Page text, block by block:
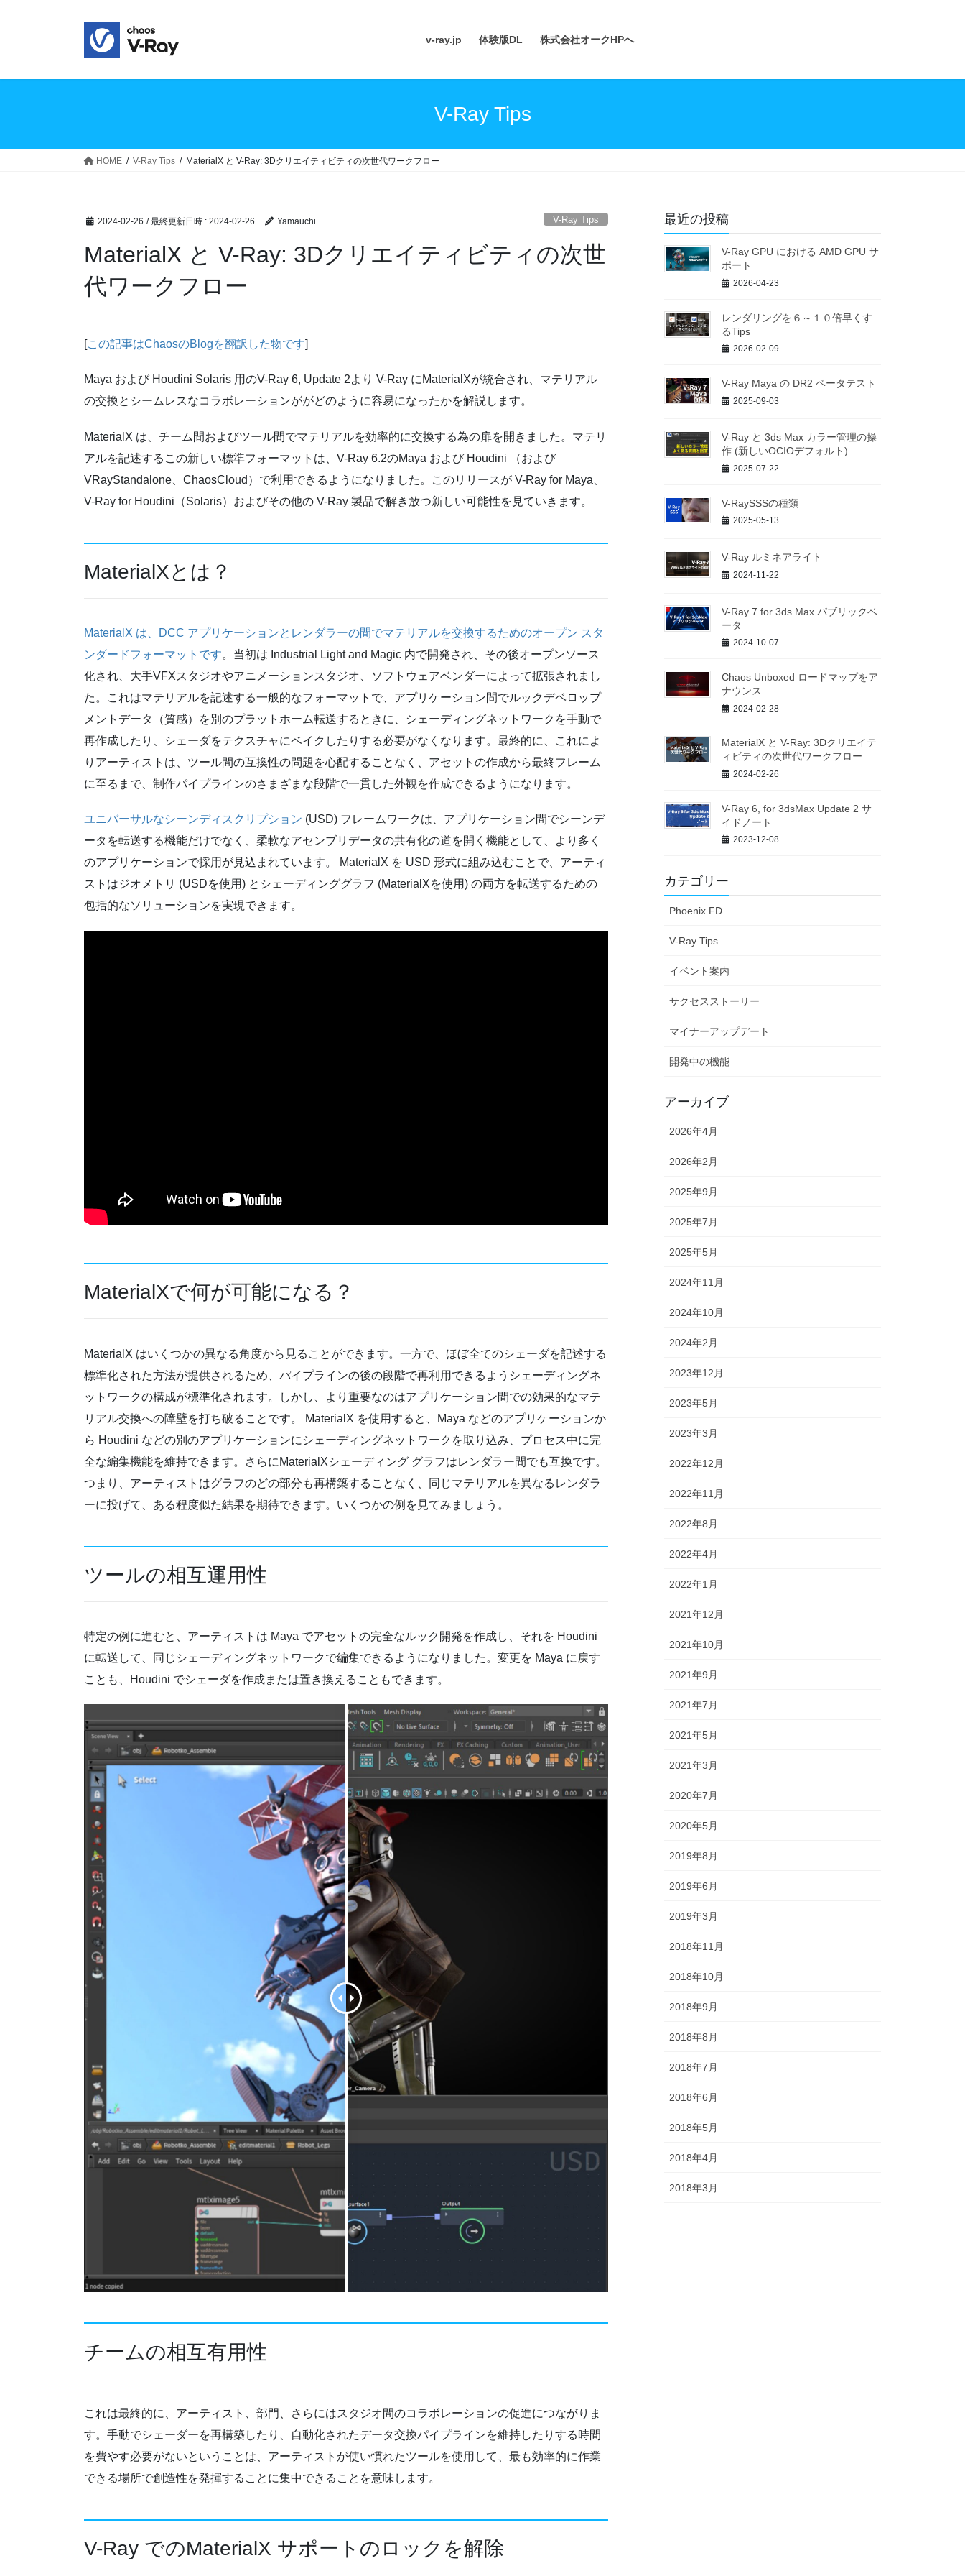
v-ray.jp 体験版DL 株式会社オークHPへ
V-Ray Tips
HOME V-Ray Tips MaterialX と V-Ray: 3Dクリエイティビティの次世代ワークフロー
2024-02-26 / 最終更新日時 : 2024-02-26 Yamauchi V-Ray Tips
MaterialX と V-Ray: 3Dクリエイティビティの次世
代ワークフロー
[この記事はChaosのBlogを翻訳した物です]
Maya および Houdini Solaris 用のV-Ray 6, Update 2より V-Ray にMaterialXが統合され、マテリアル
の交換とシームレスなコラボレーションががどのように容易になったかを解説します。
MaterialX は、チーム間およびツール間でマテリアルを効率的に交換する為の扉を開きました。マテリ
アルを記述するこの新しい標準フォーマットは、V-Ray 6.2のMaya および Houdini （および
VRayStandalone、ChaosCloud）で利用できるようになりました。このリリースが V-Ray for Maya、
V-Ray for Houdini（Solaris）およびその他の V-Ray 製品で解き放つ新しい可能性を見ていきます。
MaterialXとは？
MaterialX は、DCC アプリケーションとレンダラーの間でマテリアルを交換するためのオープン スタ
ンダードフォーマットです。当初は Industrial Light and Magic 内で開発され、その後オープンソース
化され、大手VFXスタジオやアニメーションスタジオ、ソフトウェアベンダーによって拡張されまし
た。これはマテリアルを記述する一般的なフォーマットで、アプリケーション間でルックデベロップ
メントデータ（質感）を別のプラットホーム転送するときに、シェーディングネットワークを手動で
再作成したり、シェーダをテクスチャにベイクしたりする必要がなくなります。最終的に、これによ
りアーティストは、ツール間の互換性の問題を心配することなく、アセットの作成から最終フレーム
に至るまで、制作パイプラインのさまざまな段階で一貫した外観を作成できるようになります。
ユニバーサルなシーンディスクリプション (USD) フレームワークは、アプリケーション間でシーンデ
ータを転送する機能だけでなく、柔軟なアセンブリデータの共有化の道を開く機能として、より多く
のアプリケーションで採用が見込まれています。 MaterialX を USD 形式に組み込むことで、アーティ
ストはジオメトリ (USDを使用) とシェーディンググラフ (MaterialXを使用) の両方を転送するための
包括的なソリューションを実現できます。
MaterialXで何が可能になる？
MaterialX はいくつかの異なる角度から見ることができます。一方で、ほぼ全てのシェーダを記述する
標準化された方法が提供されるため、パイプラインの後の段階で再利用できるようシェーディングネ
ットワークの構成が標準化されます。しかし、より重要なのはアプリケーション間での効果的なマテ
リアル交換への障壁を打ち破ることです。 MaterialX を使用すると、Maya などのアプリケーションか
ら Houdini などの別のアプリケーションにシェーディングネットワークを取り込み、プロセス中に完
全な編集機能を維持できます。さらにMaterialXシェーディング グラフはレンダラー間でも互換です。
つまり、アーティストはグラフのどの部分も再構築することなく、同じマテリアルを異なるレンダラ
ーに投げて、ある程度似た結果を期待できます。いくつかの例を見てみましょう。
ツールの相互運用性
特定の例に進むと、アーティストは Maya でアセットの完全なルック開発を作成し、それを Houdini
に転送して、同じシェーディングネットワークで編集できるようになりました。変更を Maya に戻す
ことも、Houdini でシェーダを作成または置き換えることもできます。
チームの相互有用性
これは最終的に、アーティスト、部門、さらにはスタジオ間のコラボレーションの促進につながりま
す。手動でシェーダーを再構築したり、自動化されたデータ交換パイプラインを維持したりする時間
を費やす必要がないということは、アーティストが使い慣れたツールを使用して、最も効率的に作業
できる場所で創造性を発揮することに集中できることを意味します。
V-Ray でのMaterialX サポートのロックを解除
最近の投稿
V-Ray GPU における AMD GPU サ
ポート
2026-04-23
レンダリングを６～１０倍早くす
るTips
2026-02-09
V-Ray Maya の DR2 ベータテスト
2025-09-03
V-Ray と 3ds Max カラー管理の操
作 (新しいOCIOデフォルト)
2025-07-22
V-RaySSSの種類
2025-05-13
V-Ray ルミネアライト
2024-11-22
V-Ray 7 for 3ds Max パブリックベ
ータ
2024-10-07
Chaos Unboxed ロードマップをア
ナウンス
2024-02-28
MaterialX と V-Ray: 3Dクリエイテ
ィビティの次世代ワークフロー
2024-02-26
V-Ray 6, for 3dsMax Update 2 サ
イドノート
2023-12-08
カテゴリー
Phoenix FD
V-Ray Tips
イベント案内
サクセスストーリー
マイナーアップデート
開発中の機能
アーカイブ
2026年4月
2026年2月
2025年9月
2025年7月
2025年5月
2024年11月
2024年10月
2024年2月
2023年12月
2023年5月
2023年3月
2022年12月
2022年11月
2022年8月
2022年4月
2022年1月
2021年12月
2021年10月
2021年9月
2021年7月
2021年5月
2021年3月
2020年7月
2020年5月
2019年8月
2019年6月
2019年3月
2018年11月
2018年10月
2018年9月
2018年8月
2018年7月
2018年6月
2018年5月
2018年4月
2018年3月